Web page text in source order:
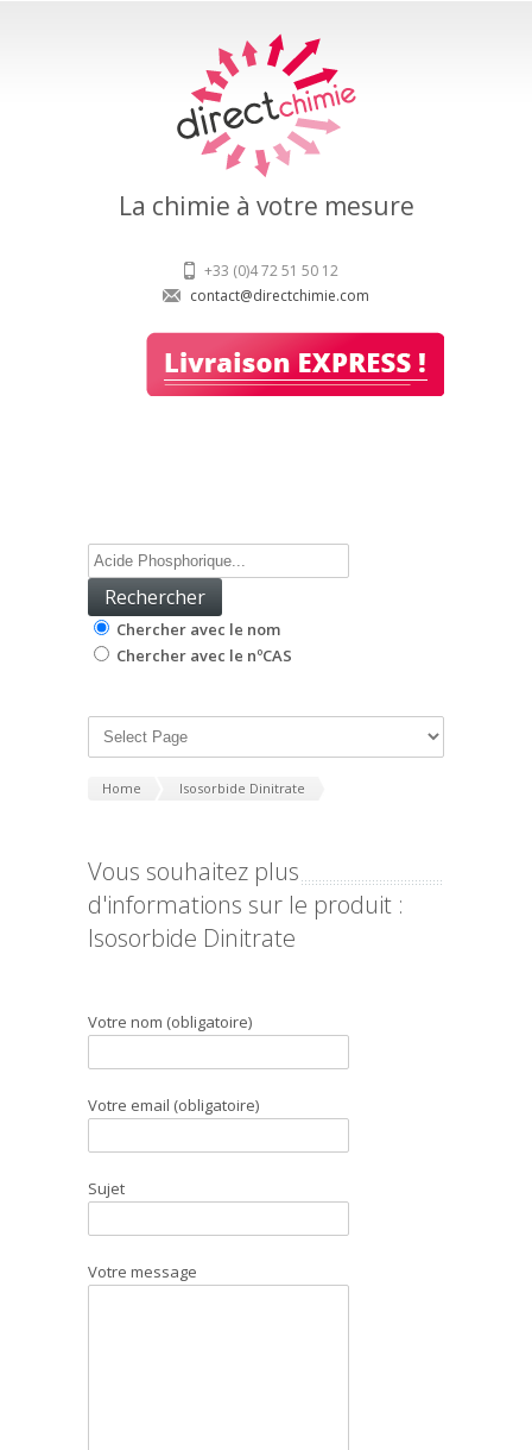
La chimie à votre mesure
+33 (0)4 72 51 50 12
contact@directchimie.com
Chercher avec le nom
Chercher avec le nºCAS
Home Isosorbide Dinitrate
Vous souhaitez plus
d'informations sur le produit :
Isosorbide Dinitrate
Votre nom (obligatoire)
Votre email (obligatoire)
Sujet
Votre message